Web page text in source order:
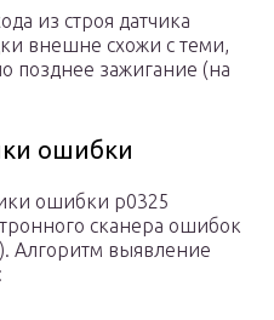
из строя датчика
внешне схожи с теми,
позднее зажигание (на
ошибки
ошибки p0325
сканера ошибок
Алгоритм выявление